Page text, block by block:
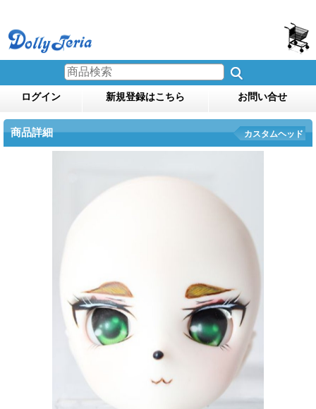
ログイン 新規登録はこちら お問い合せ
商品詳細 カスタムヘッド